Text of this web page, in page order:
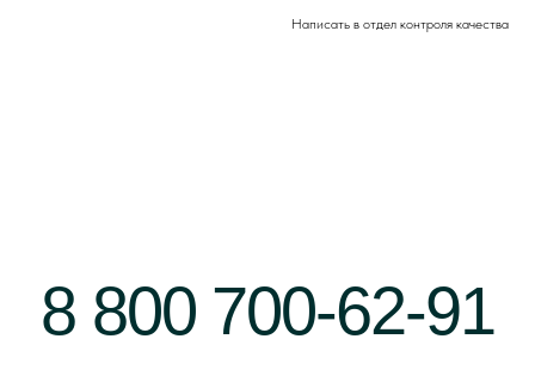
Написать в отдел контроля качества